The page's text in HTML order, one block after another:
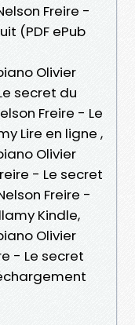
Freire -
(PDF ePub
Olivier
secret du
Freire - Le
Lire en ligne ,
Olivier
- Le secret
Freire -
Kindle,
Olivier
- Le secret